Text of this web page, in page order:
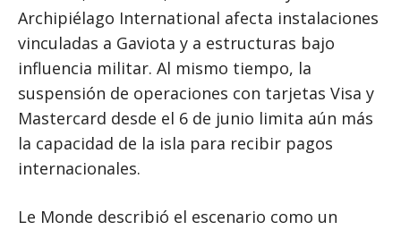
Archipiélago International afecta instalaciones
vinculadas a Gaviota y a estructuras bajo
influencia militar. Al mismo tiempo, la
suspensión de operaciones con tarjetas Visa y
Mastercard desde el 6 de junio limita aún más
la capacidad de la isla para recibir pagos
internacionales.
Le Monde describió el escenario como un